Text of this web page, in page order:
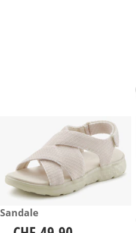
CHF 49.90
Sandale
CHF 49.90